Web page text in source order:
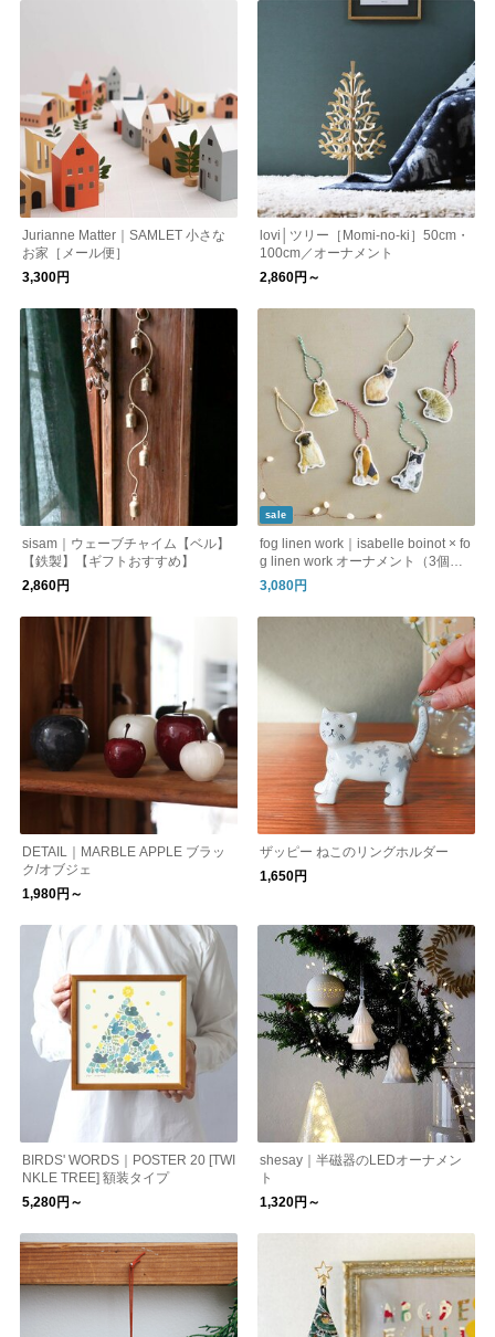
Jurianne Matter｜SAMLET 小さな
お家［メール便］
3,300円
lovi│ツリー［Momi-no-ki］50cm・
100cm／オーナメント
2,860円～
sisam｜ウェーブチャイム【ベル】
【鉄製】【ギフトおすすめ】
2,860円
sale
fog linen work｜isabelle boinot × fo
g linen work オーナメント（3個セ
ット）
3,080円
DETAIL｜MARBLE APPLE ブラッ
ク/オブジェ
1,980円～
ザッピー ねこのリングホルダー
1,650円
BIRDS' WORDS｜POSTER 20 [TWI
NKLE TREE] 額装タイプ
5,280円～
shesay｜半磁器のLEDオーナメン
ト
1,320円～